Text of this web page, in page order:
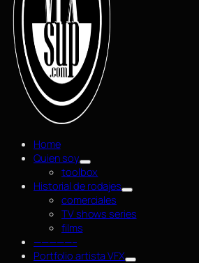
Home
Quien soy
toolbox
Historial de rodajes
comerciales
TV shows series
films
—————–
Portfolio artista VFX